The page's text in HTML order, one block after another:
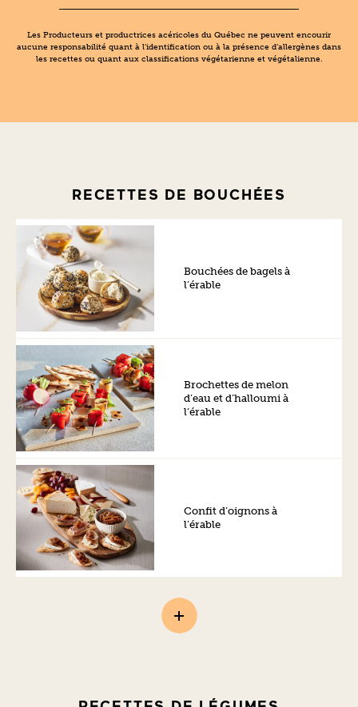
Les Producteurs et productrices acéricoles du Québec ne peuvent encourir
aucune responsabilité quant à l’identification ou à la présence d’allergènes dans
les recettes ou quant aux classifications végétarienne et végétalienne.
RECETTES DE BOUCHÉES
Bouchées de bagels à
l’érable
Brochettes de melon
d’eau et d’halloumi à
l’érable
Confit d’oignons à
l’érable